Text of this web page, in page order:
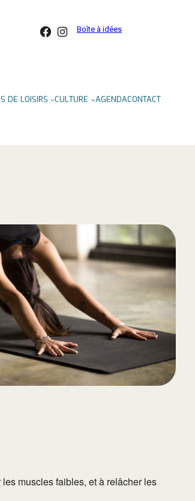
Facebook
Instagram
Boîte à idées
DE LOISIRS CULTURE AGENDACONTACT
Outlook Live
muscles faibles, et à relâcher les